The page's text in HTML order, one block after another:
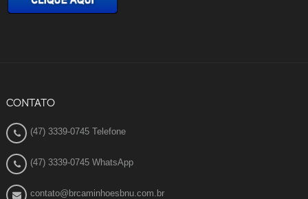
CONTATO
(47) 3339-0745 Telefone
(47) 3339-0745 WhatsApp
contato@brcaminhoesbnu.com.br